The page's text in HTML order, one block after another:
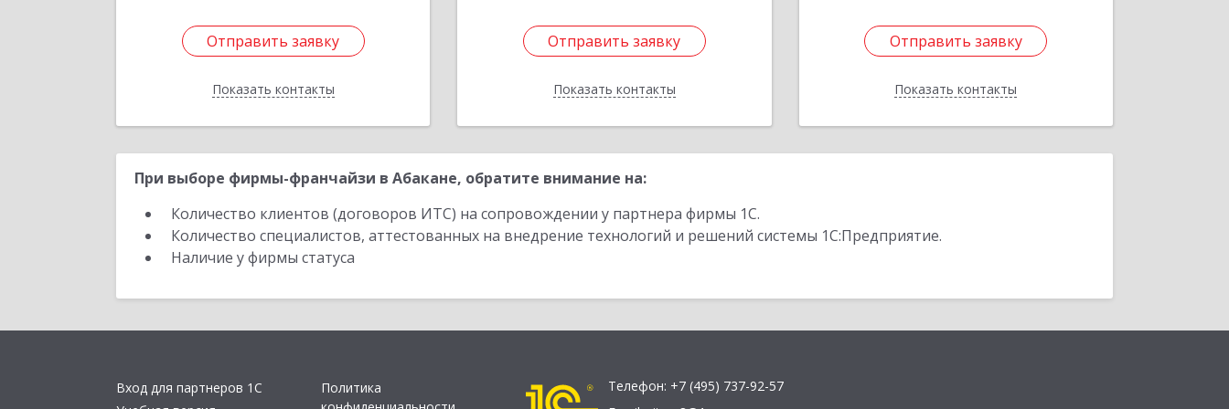
Отправить заявку
Показать контакты
Отправить заявку
Назад
Отправить заявку
Показать контакты
Отправить заявку
Назад
Отправить заявку
Показать контакты
Отправить заявку
Назад
При выборе фирмы-франчайзи в Абакане, обратите внимание на:
Количество клиентов (договоров ИТС) на сопровождении у партнера фирмы 1С.
Количество специалистов, аттестованных на внедрение технологий и решений системы 1С:Предприятие.
Наличие у фирмы статуса
Вход для партнеров 1С
Политика
Телефон: +7 (495) 737-92-57